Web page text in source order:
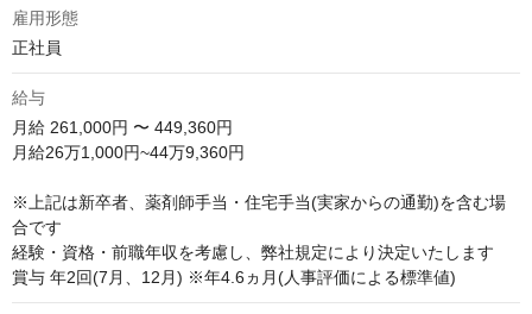
雇用形態
正社員
給与
月給 261,000円 〜 449,360円
月給26万1,000円~44万9,360円
※上記は新卒者、薬剤師手当・住宅手当(実家からの通勤)を含む場
合です
経験・資格・前職年収を考慮し、弊社規定により決定いたします
賞与 年2回(7月、12月) ※年4.6ヵ月(人事評価による標準値)